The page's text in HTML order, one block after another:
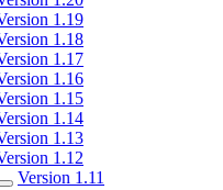
1.19
1.18
1.17
1.16
1.15
1.14
1.13
1.12
Version 1.11